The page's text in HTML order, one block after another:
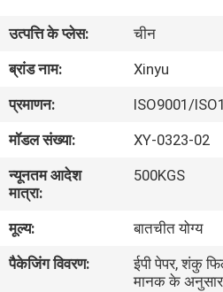
वीआर
दिखाएँ
हमारे
बारे
में
कारखाना
भ्रमण
उत्पत्ति के प्लेस:
चीन
ब्रांड नाम:
Xinyu
प्रमाणन:
ISO9001/
मॉडल संख्या:
XY-0323-02
न्यूनतम आदेश
मात्रा:
500KGS
मूल्य:
बातचीत योग्य
पैकेजिंग विवरण:
ईपी पेपर, शंकु
मानक के